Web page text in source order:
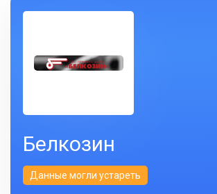
Белкозин
Данные могли устареть